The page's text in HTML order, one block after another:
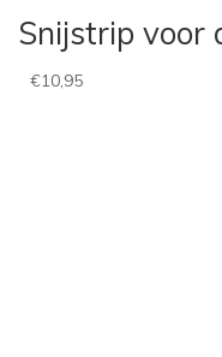
Snijstrip voor
€10,95